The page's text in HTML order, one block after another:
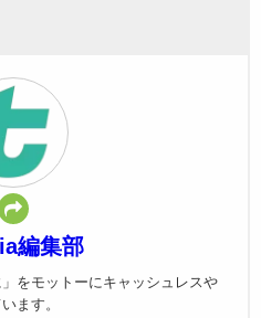
編集部
をモットーにキャッシュレスや
ます。